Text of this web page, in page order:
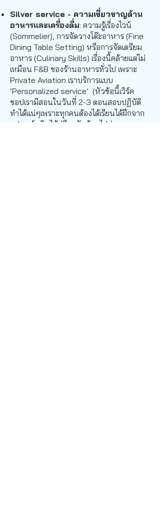
Silver service - ความเชี่ยวชาญด้าน
อาหารและเครื่องดื่ม: ความรู้เรื่องไวน์
(Sommelier), การจัดวางโต๊ะอาหาร (Fine
Dining Table Setting) หรือการจัดเตรียม
อาหาร (Culinary Skills) เรื่องนี้คล้ายแต่ไม่
เหมือน F&B ของร้านอาหารทั่วไป เพราะ
Private Aviation เราบริการแบบ
‘Personalized service’ (หัวข้อนี้เวิร์ค
ชอปเรามีสอนในวันที่ 2-3 ตอนสอบปฏิบัติ
ทำได้แน่ๆเพราะทุกคนต้องได้เรียนได้ฝึกจาก
อุปกรณ์จริง ได้คู่มือกลับบ้านไปอ่านทวนเอง